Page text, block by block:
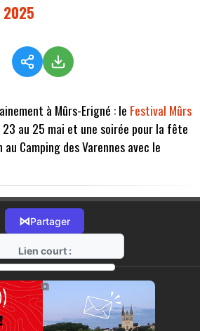
à Mûrs-Erigné : le Festival Mûrs
23 au 25 mai et une soirée pour la fête
Camping des Varennes avec le
⋈Partager
Lien court :
https://radio-g.fr?17767
⧉